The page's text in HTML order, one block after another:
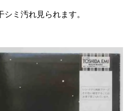
ミ汚れ見られます。